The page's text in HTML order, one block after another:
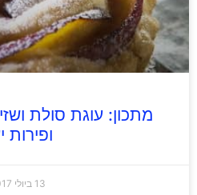
מתכון: עוגת סולת
ופירות
13 ביולי 2017